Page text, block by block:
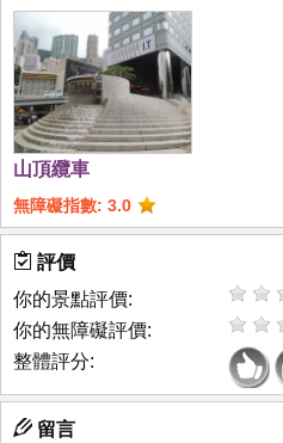
山頂纜車
無障礙指數: 3.0
評價
你的景點評價:
你的無障礙評價:
整體評分:
留言